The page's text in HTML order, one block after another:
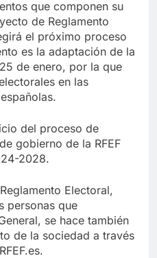
que componen su
de Reglamento
el próximo proceso
es la adaptación de la
de enero, por la que
en las
del proceso de
gobierno de la RFEF
2028.
Electoral,
personas que
se hace también
de la sociedad a través